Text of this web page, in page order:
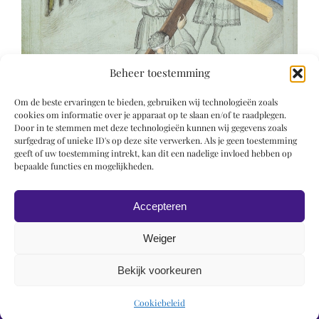
Beheer toestemming
Om de beste ervaringen te bieden, gebruiken wij technologieën zoals
cookies om informatie over je apparaat op te slaan en/of te raadplegen.
Door in te stemmen met deze technologieën kunnen wij gegevens zoals
surfgedrag of unieke ID's op deze site verwerken. Als je geen toestemming
geeft of uw toestemming intrekt, kan dit een nadelige invloed hebben op
bepaalde functies en mogelijkheden.
Accepteren
Weiger
Bekijk voorkeuren
Cookiebeleid
© 2019 Roel Wiechers | Powered by